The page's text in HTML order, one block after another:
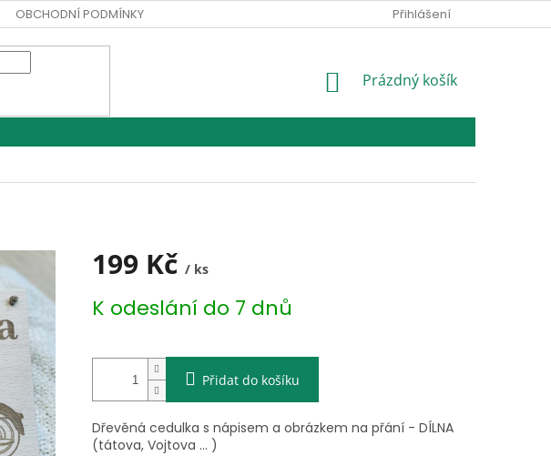
OBCHODNÍ PODMÍNKY KONTAKTY
Přihlášení
NÁKUPNÍ
Prázdný košík
199 Kč / ks
cena:
K odeslání do 7 dnů
Přidat do košíku
Dřevěná cedulka s nápisem a obrázkem na přání - DÍLNA
(tátova, Vojtova ... )